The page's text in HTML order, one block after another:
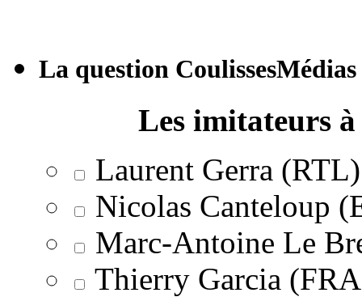
La question CoulissesMédias
Les imitateurs
Laurent Gerra (RTL)
Nicolas Canteloup
Marc-Antoine Le
Thierry Garcia